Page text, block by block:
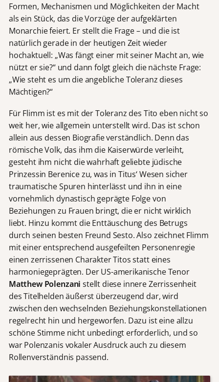
Formen, Mechanismen und Möglichkeiten der Macht
als ein Stück, das die Vorzüge der aufgeklärten
Monarchie feiert. Er stellt die Frage – und die ist
natürlich gerade in der heutigen Zeit wieder
hochaktuell: „Was fängt einer mit seiner Macht an, wie
nützt er sie?“ und dann folgt gleich die nächste Frage:
„Wie steht es um die angebliche Toleranz dieses
Mächtigen?“
Für Flimm ist es mit der Toleranz des Tito eben nicht so
weit her, wie allgemein unterstellt wird. Das ist schon
allein aus dessen Biografie verständlich. Denn das
römische Volk, das ihm die Kaiserwürde verleiht,
gesteht ihm nicht die wahrhaft geliebte jüdische
Prinzessin Berenice zu, was in Titus‘ Wesen sicher
traumatische Spuren hinterlässt und ihn in eine
vornehmlich dynastisch geprägte Folge von
Beziehungen zu Frauen bringt, die er nicht wirklich
liebt. Hinzu kommt die Enttäuschung des Betrugs
durch seinen besten Freund Sesto. Also zeichnet Flimm
mit einer entsprechend ausgefeilten Personenregie
einen zerrissenen Charakter Titos statt eines
harmoniegeprägten. Der US-amerikanische Tenor
Matthew Polenzanistellt diese innere Zerrissenheit
des Titelhelden äußerst überzeugend dar, wird
zwischen den wechselnden Beziehungskonstellationen
regelrecht hin und hergeworfen. Dazu ist eine allzu
schöne Stimme nicht unbedingt erforderlich, und so
war Polenzanis vokaler Ausdruck auch zu diesem
Rollenverständnis passend.